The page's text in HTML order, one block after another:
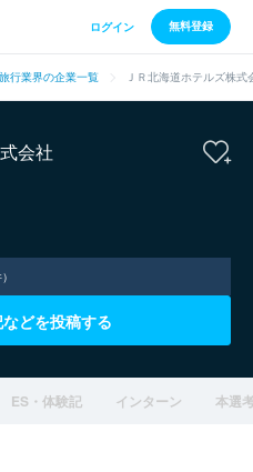
ログイン 無料登録
行業界の企業一覧 ＪＲ北海道ホテルズ株
会社
どを投稿する
ES・体験記 インターン 本選